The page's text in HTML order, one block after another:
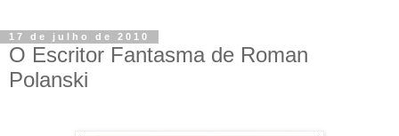
17 de julho de 2010
O Escritor Fantasma de Roman
Polanski